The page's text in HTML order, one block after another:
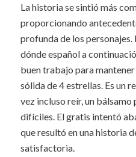
La historia se sintió más
proporcionando
profunda de los
dónde español a
buen trabajo para
sólida de 4 estrellas. Es un
vez incluso reír, un bálsamo
difíciles. El gratis intentó
que resultó en una historia
satisfactoria.